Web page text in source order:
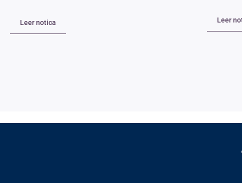
Leer notica Leer